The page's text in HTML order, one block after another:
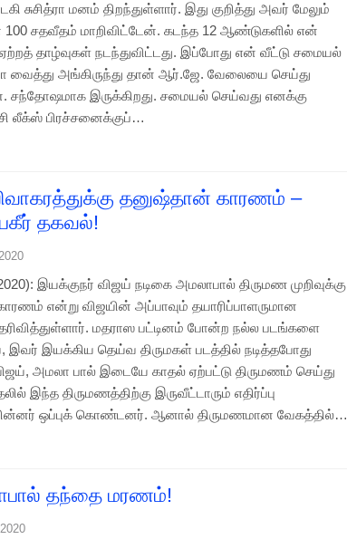
சுசித்ரா மனம் திறந்துள்ளார். இது குறித்து அவர் மேலும்
100 சதவீதம் மாறிவிட்டேன். கடந்த 12 ஆண்டுகளில் என்
தாழ்வுகள் நடந்துவிட்டது. இப்போது என் வீட்டு சமையல்
வைத்து அங்கிருந்து தான் ஆர்.ஜே. வேலையை செய்து
சந்தோஷமாக இருக்கிறது. சமையல் செய்வது எனக்கு
லீக்ஸ் பிரச்சனைக்குப்…
தனுஷ்தான் காரணம் –
தகவல்!
இயக்குநர் விஜய் நடிகை அமலாபால் திருமண முறிவுக்கு
என்று விஜயின் அப்பாவும் தயாரிப்பாளருமான
மதராஸ பட்டினம் போன்ற நல்ல படங்களை
இவர் இயக்கிய தெய்வ திருமகள் படத்தில் நடித்தபோது
அமலா பால் இடையே காதல் ஏற்பட்டு திருமணம் செய்து
இந்த திருமணத்திற்கு இருவீட்டாரும் எதிர்ப்பு
பின்னர் ஒப்புக் கொண்டனர். ஆனால் திருமணமான வேகத்தில்…
தந்தை மரணம்!